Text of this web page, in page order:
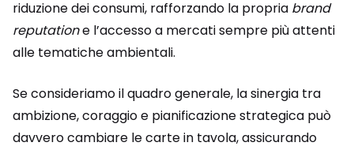
riduzione dei consumi, rafforzando la propria brand
reputatione l’accesso a mercati sempre più attenti
alle tematiche ambientali.
Se consideriamo il quadro generale, la sinergia tra
ambizione, coraggio e pianificazione strategica può
davvero cambiare le carte in tavola, assicurando